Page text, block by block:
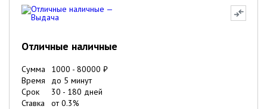
Отличные наличные
Сумма 1000 - 80000 ₽
Время
до 5 минут
Срок
30 - 180 дней
Ставка
от0.3%